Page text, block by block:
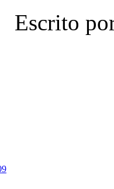
Escrito